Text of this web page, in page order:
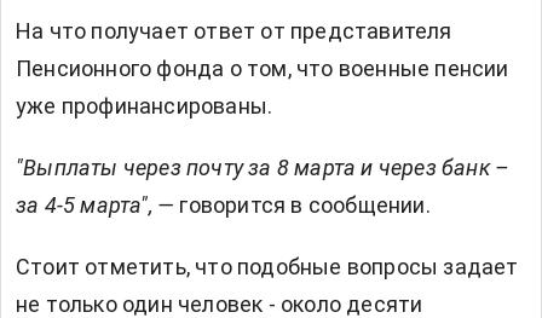
На что получает ответ от представителя
Пенсионного фонда о том, что военные пенсии
уже профинансированы.
"Выплаты через почту за 8 марта и через банк –
за 4-5 марта", — говорится в сообщении.
Стоит отметить, что подобные вопросы задает
не только один человек - около десяти